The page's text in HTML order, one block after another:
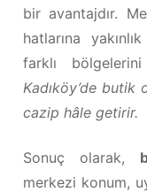
bir avantajdır.
hatlarına
farklı
Kadıköy’de butik
cazip hâle getirir.
Sonuç olarak,
merkezi konum,